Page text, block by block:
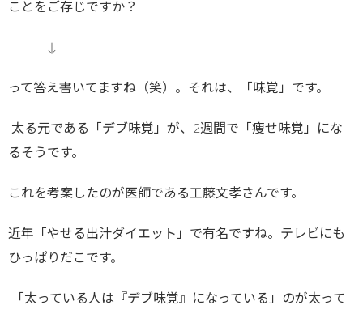
ことをご存じですか？
↓
って答え書いてますね（笑）。それは、「味覚」です。
太る元である「デブ味覚」が、 2週間で「痩せ味覚」にな
るそうです。
これを考案したのが医師である工藤文孝さんです。
近年「やせる出汁ダイエット」で有名ですね。テレビにも
ひっぱりだこです。
「太っている人は『デブ味覚』になっている」のが太って